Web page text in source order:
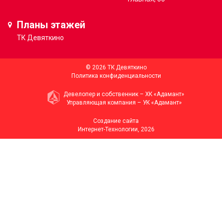
Планы этажей
ТК Девяткино
© 2026 ТК Девяткино
Политика конфиденциальности
Девелопер и собственник – ХК «Адамант»
Управляющая компания – УК «Адамант»
Создание сайта
Интернет-Технологии, 2026